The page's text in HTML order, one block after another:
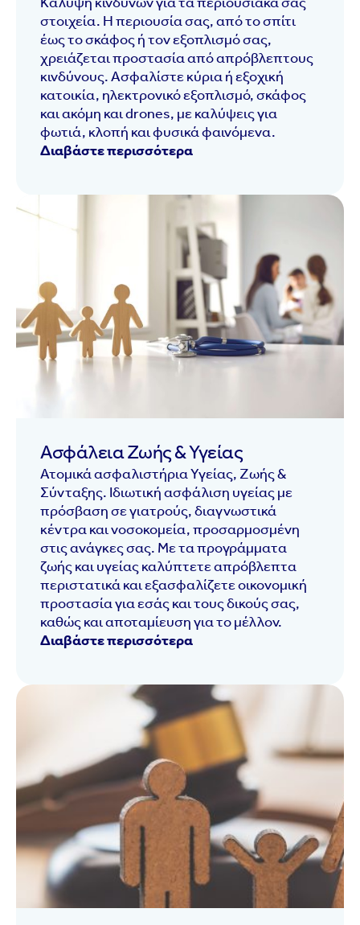
στοιχεία. Η περιουσία σας, από το σπίτι
έως το σκάφος ή τον εξοπλισμό σας,
χρειάζεται προστασία από απρόβλεπτους
κινδύνους. Ασφαλίστε κύρια ή εξοχική
κατοικία, ηλεκτρονικό εξοπλισμό, σκάφος
και ακόμη και drones, με καλύψεις για
φωτιά, κλοπή και φυσικά φαινόμενα.
Διαβάστε περισσότερα
Ασφάλεια Ζωής & Υγείας
Ατομικά ασφαλιστήρια Υγείας, Ζωής &
Σύνταξης. Ιδιωτική ασφάλιση υγείας με
πρόσβαση σε γιατρούς, διαγνωστικά
κέντρα και νοσοκομεία, προσαρμοσμένη
στις ανάγκες σας. Με τα προγράμματα
ζωής και υγείας καλύπτετε απρόβλεπτα
περιστατικά και εξασφαλίζετε οικονομική
προστασία για εσάς και τους δικούς σας,
καθώς και αποταμίευση για το μέλλον.
Διαβάστε περισσότερα